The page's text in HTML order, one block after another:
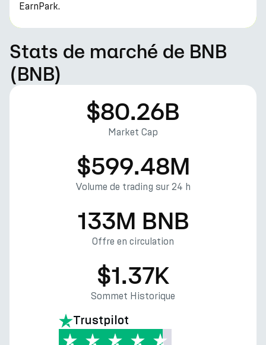
EarnPark.
Stats de marché de BNB
(BNB)
$80.26B
Market Cap
$599.48M
Volume de trading sur 24 h
133M BNB
Offre en circulation
$1.37K
Sommet Historique
Trustpilot